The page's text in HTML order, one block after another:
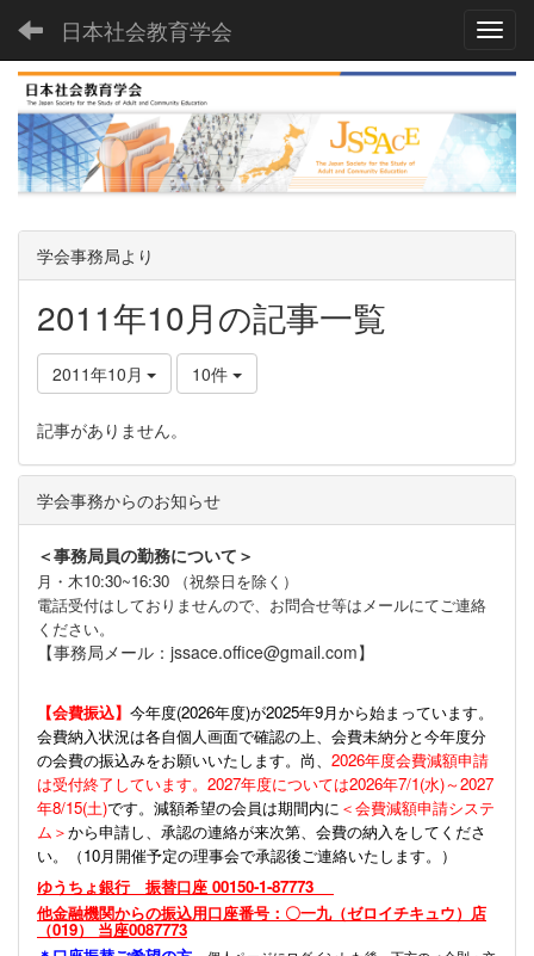
日本社会教育学会
学会事務局より
2011年10月の記事一覧
2011年10月 10件
記事がありません。
学会事務からのお知らせ
＜事務局員の勤務について＞
月・木10:30~16:30 （祝祭日を除く）
電話受付はしておりませんので、お問合せ等はメールにてご連絡
ください。
【事務局メール：jssace.office@gmail.com】
【会費振込】 今年度(2026年度)が2025年9月から始まっています。
会費納入状況は各自個人画面で確認の上、会費未納分と今年度分
の会費の振込みをお願いいたします。尚、 2026年度会費減額申請
は受付終了しています。2027年度については2026年7/1(水)～2027
年8/15(土)です。減額希望の会員は期間内に ＜会費減額申請システ
ム＞から申請し、承認の連絡が来次第、会費の納入をしてくださ
い。（10月開催予定の理事会で承認後ご連絡いたします。）
ゆうちょ銀行 振替口座 00150-1-87773
他金融機関からの振込用口座番号：〇一九（ゼロイチキュウ）店
（019） 当座0087773